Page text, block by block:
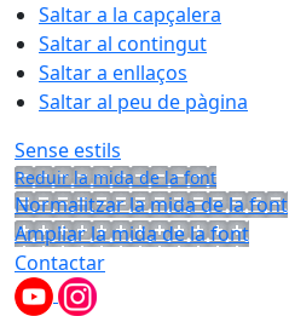
Saltar a la capçalera
Saltar al contingut
Saltar a enllaços
Saltar al peu de pàgina
Sense estils
Reduir la mida de la font
Normalitzar la mida de la font
Ampliar la mida de la font
Contactar